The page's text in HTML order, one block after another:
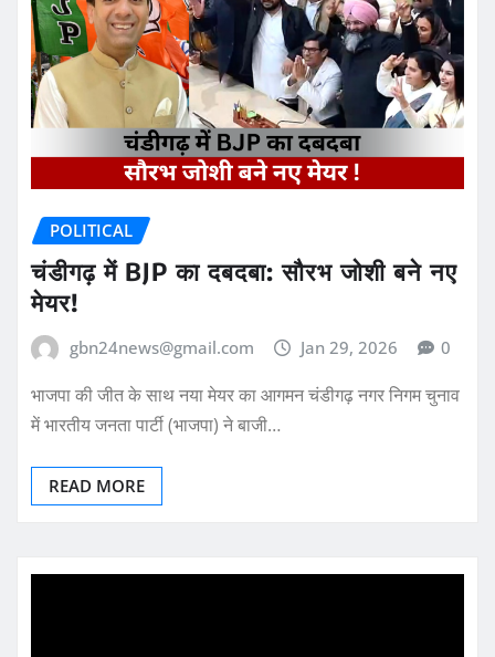
POLITICAL
चंडीगढ़ में BJP का दबदबा: सौरभ जोशी बने नए
मेयर!
gbn24news@gmail.com Jan 29, 2026 0
भाजपा की जीत के साथ नया मेयर का आगमन चंडीगढ़ नगर निगम चुनाव
में भारतीय जनता पार्टी (भाजपा) ने बाजी…
READ MORE